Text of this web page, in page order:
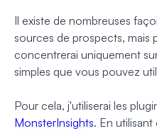
Il existe de nombreuses
sources de prospects, mais
concentrerai uniquement
simples que vous pouvez
Pour cela, j'utiliserai les
MonsterInsights. En